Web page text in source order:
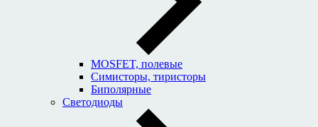
MOSFET, полевые
Симисторы, тиристоры
Биполярные
Светодиоды